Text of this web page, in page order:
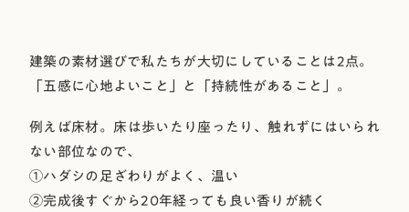
建築の素材選びで私たちが大切にしていることは2点。
「五感に心地よいこと」と「持続性があること」。
例えば床材。床は歩いたり座ったり、触れずにはいられ
ない部位なので、
①ハダシの足ざわりがよく、温い
②完成後すぐから20年経っても良い香りが続く